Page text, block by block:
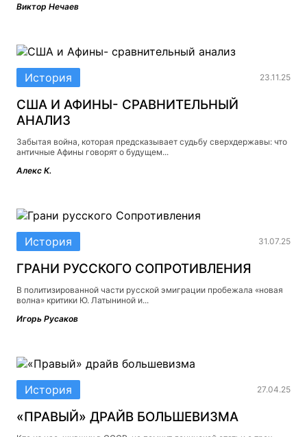
Виктор Нечаев
История 23.11.25
США И АФИНЫ- СРАВНИТЕЛЬНЫЙ
АНАЛИЗ
Забытая война, которая предсказывает судьбу сверхдержавы: что
античные Афины говорят о будущем...
Алекс К.
История 31.07.25
ГРАНИ РУССКОГО СОПРОТИВЛЕНИЯ
В политизированной части русской эмиграции пробежала «новая
волна» критики Ю. Латыниной и...
Игорь Русаков
История 27.04.25
«ПРАВЫЙ» ДРАЙВ БОЛЬШЕВИЗМА